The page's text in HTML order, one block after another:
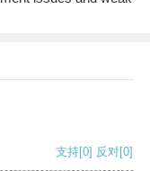
支持[0] 反对[0]